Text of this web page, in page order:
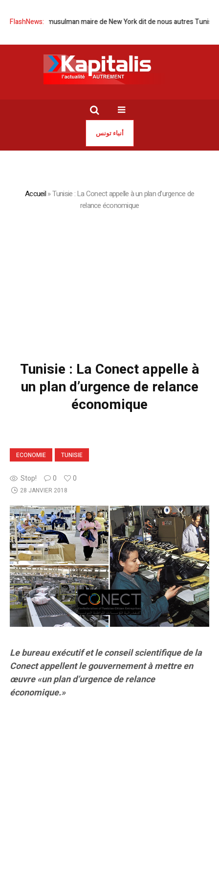
FlashNews:
d’un musulman maire de New York dit de nous autres Tunisiens
أنباء تونس
Accueil»Tunisie : La Conect appelle à un plan d’urgence de
relance économique
Tunisie : La Conect appelle à
un plan d’urgence de relance
économique
ECONOMIE TUNISIE
Stop! 0 0
28 JANVIER 2018
Le bureau exécutif et le conseil scientifique de la
Conect appellent le gouvernement à mettre en
œuvre «un plan d’urgence de relance
économique.»